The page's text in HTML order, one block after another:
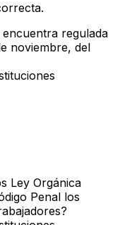
encuentra regulada
noviembre, del
Ley Orgánica
Penal los